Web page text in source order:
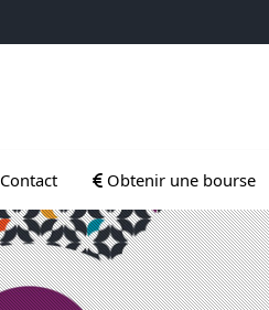
Contact Obtenir une bourse